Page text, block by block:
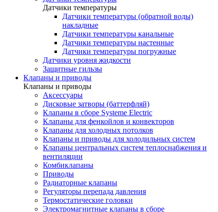
Датчики температуры
Датчики температуры (обратной воды)
накладные
Датчики температуры канальные
Датчики температуры настенные
Датчики температуры погружные
Датчики уровня жидкости
Защитные гильзы
Клапаны и приводы
Клапаны и приводы
Аксессуары
Дисковые затворы (баттерфляй)
Клапаны в сборе Systeme Electric
Клапаны для фенкойлов и конвекторов
Клапаны для холодных потолков
Клапаны и приводы для холодильных систем
Клапаны центральных систем теплоснабжения и
вентиляции
Комбиклапаны
Приводы
Радиаторные клапаны
Регуляторы перепада давления
Термостатические головки
Электромагнитные клапаны в сборе